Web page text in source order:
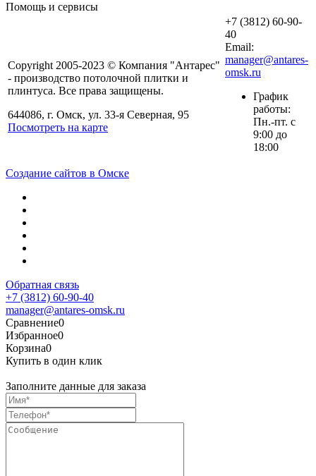
Помощь и сервисы
Copyright 2005-2023 © Компания "Антарес"
- производство потолочной плитки и
плинтуса. Все права защищены.
644086, г. Омск, ул. 33-я Северная, 95
Посмотреть на карте
+7 (3812) 60-90-
40
Email:
manager@antares-
omsk.ru
График
работы:
Пн.-пт. с
9:00 до
18:00
Создание сайтов в Омске
Обратная связь
+7 (3812) 60-90-40
manager@antares-omsk.ru
Сравнение0
Избранное0
Корзина0
Купить в один клик
Заполните данные для заказа